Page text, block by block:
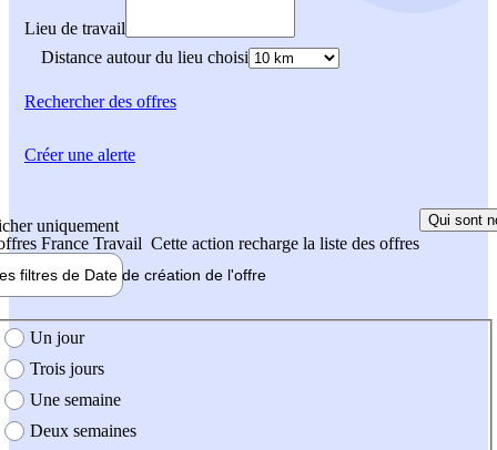
Lieu de travail
Distance autour du lieu choisi
Rechercherdes offres
uniquement
France Travail Cette action recharge la liste des offres
Qui sont
filtres de Date de création de l'offre
création de l'offre
Un jour
Trois jours
Une semaine
Deux semaines
Créer une alerte